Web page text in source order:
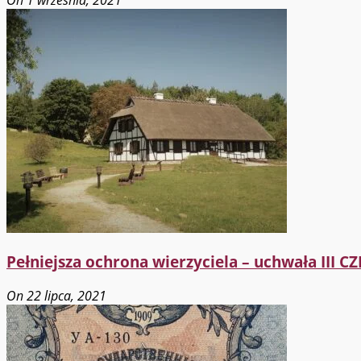
Pełniejsza ochrona wierzyciela – uchwała III
On 22 lipca, 2021